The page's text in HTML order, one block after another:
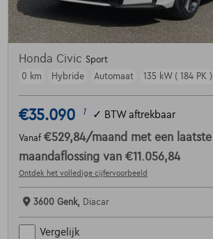
Honda Civic Sport
0 km
Hybride Automaat 135 kW ( 184 PK )
€35.090 1 ✓ BTW aftrekbaar
Vanaf €529,84/maand met een laatste
maandaflossing van €11.056,84
Ontdek het volledige cijfervoorbeeld
3600 Genk, Diacar
Vergelijk